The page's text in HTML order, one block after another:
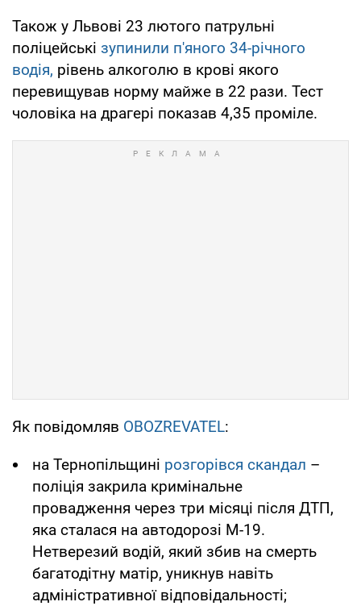
Також у Львові 23 лютого патрульні
поліцейські зупинили п'яного 34-річного
водія, рівень алкоголю в крові якого
перевищував норму майже в 22 рази. Тест
чоловіка на драгері показав 4,35 проміле.
Як повідомляв OBOZREVATEL:
на Тернопільщині розгорівся скандал –
поліція закрила кримінальне
провадження через три місяці після ДТП,
яка сталася на автодорозі М-19.
Нетверезий водій, який збив на смерть
багатодітну матір, уникнув навіть
адміністративної відповідальності;